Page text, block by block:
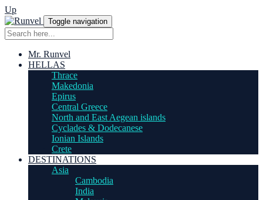
Up
Toggle navigation
Mr. Runvel
HELLAS
Thrace
Makedonia
Epirus
Central Greece
North and East Aegean islands
Cyclades & Dodecanese
Ionian Islands
Crete
DESTINATIONS
Asia
Cambodia
India